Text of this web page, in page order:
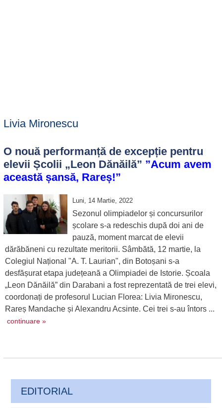
Livia Mironescu
O nouă performanță de excepție pentru
elevii Școlii „Leon Dănăilă” ”Acum avem
această șansă, Rareș!”
Luni, 14 Martie, 2022
Sezonul olimpiadelor și concursurilor
școlare s-a redeschis după doi ani de
pauză, moment marcat de elevii
dărăbăneni cu rezultate meritorii. Sâmbătă, 12 martie, la
Colegiul Național "A. T. Laurian", din Botoșani s-a
desfășurat etapa județeană a Olimpiadei de Istorie. Școala
„Leon Dănăilă” din Darabani a fost reprezentată de trei elevi,
coordonați de profesorul Lucian Florea: Livia Mironescu,
Rareș Mandache și Alexandru Acsinte. Cei trei s-au întors ...
continuare »
EDITORIAL